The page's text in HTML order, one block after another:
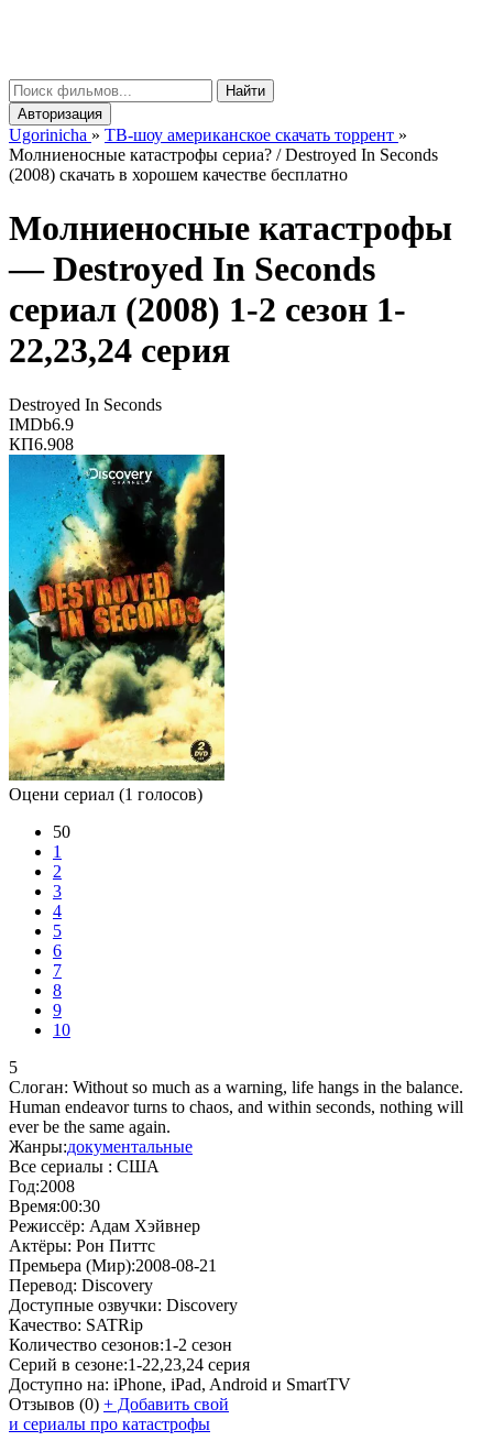
Найти
Авторизация
Ugorinicha » ТВ-шоу американское скачать торрент »
Молниеносные катастрофы сериа? / Destroyed In Seconds
(2008) скачать в хорошем качестве бесплатно
Молниеносные катастрофы
—Destroyed In Seconds
сериал (2008) 1-2 сезон 1-
22,23,24 серия
Destroyed In Seconds
IMDb6.9
КП6.908
Оцени сериал (1 голосов)
50
1
2
3
4
5
6
7
8
9
10
5
Слоган: Without so much as a warning, life hangs in the balance.
Human endeavor turns to chaos, and within seconds, nothing will
ever be the same again.
Жанры:документальные
Все сериалы : США
Год:2008
Время:00:30
Режиссёр: Адам Хэйвнер
Актёры: Рон Питтс
Премьера (Мир):2008-08-21
Перевод: Discovery
Доступные озвучки: Discovery
Качество: SATRip
Количество сезонов:1-2 сезон
Серий в сезоне:1-22,23,24 серия
Доступно на: iPhone, iPad, Android и SmartTV
Отзывов (0) + Добавить свой
и сериалы про катастрофы